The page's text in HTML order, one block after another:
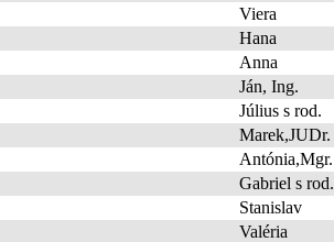
Viera
Hana
Anna
Ján, Ing.
Július s rod.
Marek,JUDr.
Antónia,Mgr.
Gabriel s rod.
Stanislav
Valéria